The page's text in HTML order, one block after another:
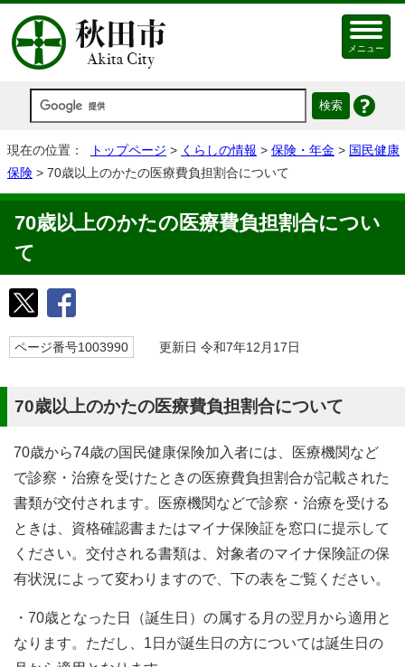
メニュー
現在の位置： トップページ > くらしの情報 > 保険・年金 > 国民健康
保険 > 70歳以上のかたの医療費負担割合について
70歳以上のかたの医療費負担割合につい
て
ページ番号1003990 更新日 令和7年12月17日
70歳以上のかたの医療費負担割合について
70歳から74歳の国民健康保険加入者には、医療機関など
で診察・治療を受けたときの医療費負担割合が記載された
書類が交付されます。医療機関などで診察・治療を受ける
ときは、資格確認書またはマイナ保険証を窓口に提示して
ください。交付される書類は、対象者のマイナ保険証の保
有状況によって変わりますので、下の表をご覧ください。
・70歳となった日（誕生日）の属する月の翌月から適用と
なります。ただし、1日が誕生日の方については誕生日の